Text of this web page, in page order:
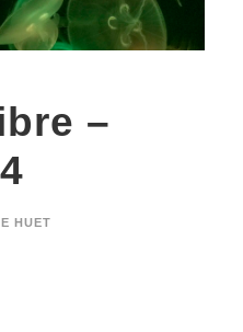
–
HUET